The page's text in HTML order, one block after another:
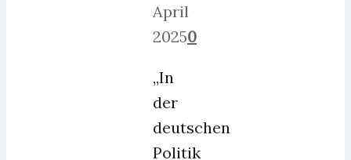
April
20250
„In
der
deutschen
Politik